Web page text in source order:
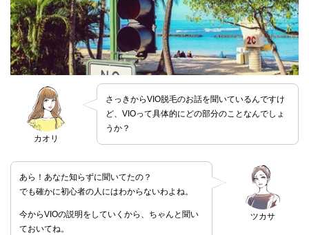
カオリ
さっきからVIO脱毛のお話を聞いているんですけ
ど、VIOって具体的にどの部分のことなんでしょ
うか？
ツカサ
あら！あなた知らずに聞いてたの？
でも確かに初心者の人にはわからないわよね。
今からVIOの説明をしていくから、ちゃんと聞い
ておいてね。